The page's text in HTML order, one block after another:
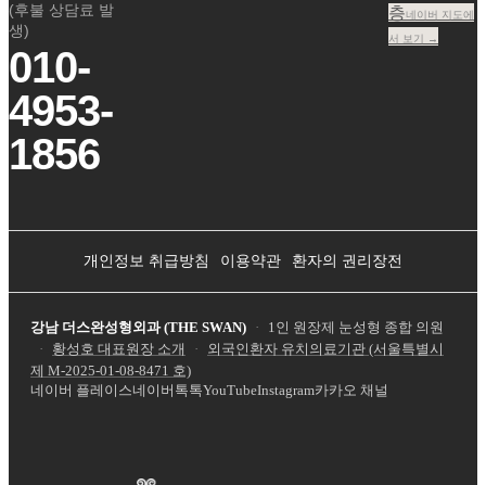
(후불 상담료 발
생)
010-
4953-
1856
층네이버 지도에
서 보기 →
개인정보 취급방침 이용약관 환자의 권리장전
강남 더스완성형외과 (THE SWAN) ·
1인 원장제 눈성형 종합 의원
·
황성호 대표원장 소개 ·
외국인환자 유치의료기관 (서울특별시
제 M-2025-01-08-8471 호)
네이버 플레이스네이버톡톡YouTubeInstagram카카오 채널